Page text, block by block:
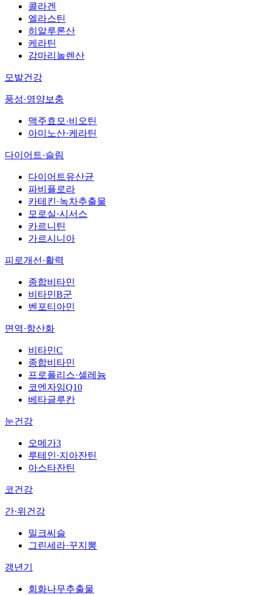
콜라겐
엘라스틴
히알루론산
케라틴
감마리놀렌산
모발건강
풍성·영양보충
맥주효모·비오틴
아미노산·케라틴
다이어트·슬림
다이어트유산균
파비플로라
카테킨·녹차추출물
모로실·시서스
카르니틴
가르시니아
피로개선·활력
종합비타민
비타민B군
벤포티아민
면역·항산화
비타민C
종합비타민
프로폴리스·셀레늄
코엔자임Q10
베타글루칸
눈건강
오메가3
루테인·지아잔틴
아스타잔틴
코건강
간·위건강
밀크씨슬
그린세라·꾸지뽕
갱년기
회화나무추출물